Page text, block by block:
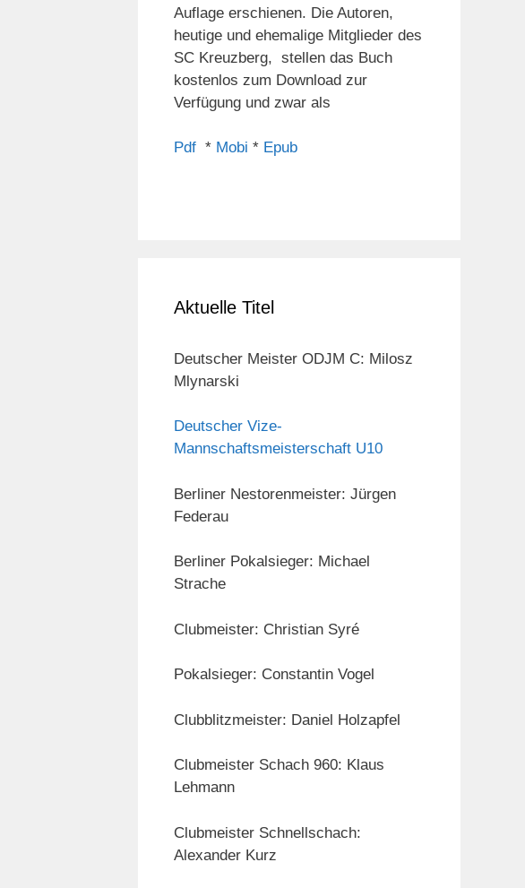
Auflage erschienen. Die Autoren,
heutige und ehemalige Mitglieder des
SC Kreuzberg, stellen das Buch
kostenlos zum Download zur
Verfügung und zwar als
Pdf * Mobi * Epub
Aktuelle Titel
Deutscher Meister ODJM C: Milosz
Mlynarski
Deutscher Vize-
Mannschaftsmeisterschaft U10
Berliner Nestorenmeister: Jürgen
Federau
Berliner Pokalsieger: Michael
Strache
Clubmeister: Christian Syré
Pokalsieger: Constantin Vogel
Clubblitzmeister: Daniel Holzapfel
Clubmeister Schach 960: Klaus
Lehmann
Clubmeister Schnellschach:
Alexander Kurz